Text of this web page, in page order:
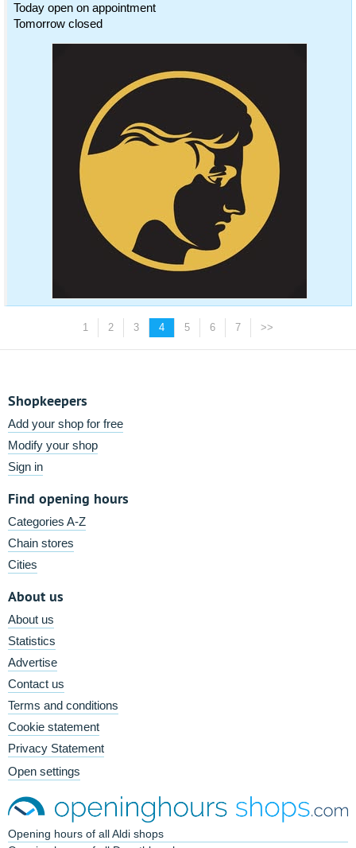
Today open on appointment
Tomorrow closed
1 2 3 4 5 6 7 >>
Shopkeepers
Add your shop for free
Modify your shop
Sign in
Find opening hours
Categories A-Z
Chain stores
Cities
About us
About us
Statistics
Advertise
Contact us
Terms and conditions
Cookie statement
Privacy Statement
Open settings
Opening hours of all Aldi shops